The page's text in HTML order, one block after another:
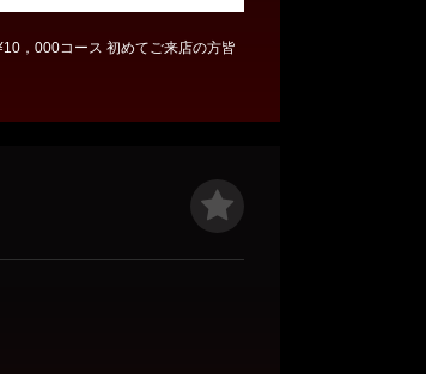
，000コース 初めてご来店の方皆